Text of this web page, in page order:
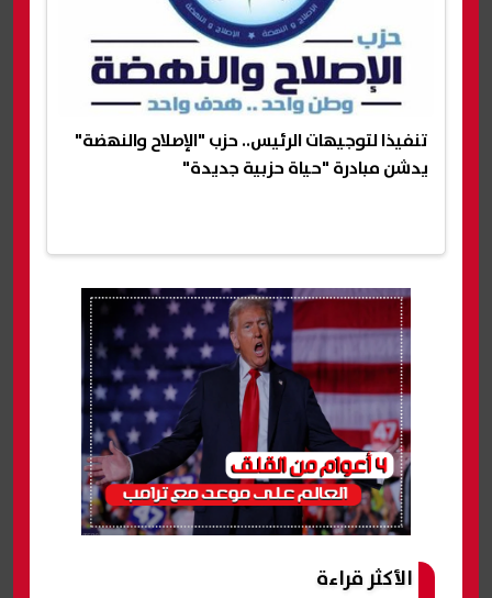
تنفيذا لتوجيهات الرئيس.. حزب "الإصلاح والنهضة"
يدشن مبادرة "حياة حزبية جديدة"
الأكثر قراءة